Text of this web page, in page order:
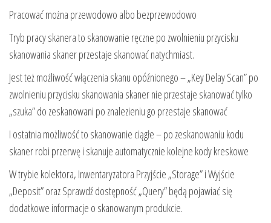
Pracować można przewodowo albo bezprzewodowo
Tryb pracy skanera to skanowanie ręczne po zwolnieniu przycisku
skanowania skaner przestaje skanować natychmiast.
Jest też możliwość włączenia skanu opóźnionego – „Key Delay Scan” po
zwolnieniu przycisku skanowania skaner nie przestaje skanować tylko
„szuka” do zeskanowani po znalezieniu go przestaje skanować
I ostatnia możliwość to skanowanie ciągłe – po zeskanowaniu kodu
skaner robi przerwę i skanuje automatycznie kolejne kody kreskowe
W trybie kolektora, Inwentaryzatora Przyjście „Storage” i Wyjście
„Deposit” oraz Sprawdź dostępność „Query” będą pojawiać się
dodatkowe informacje o skanowanym produkcie.